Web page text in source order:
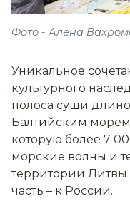
Фото - Алена
Уникальное
культурного
полоса суши
Балтийским
которую более 7
морские волны и
территории Литвы
часть – к России.